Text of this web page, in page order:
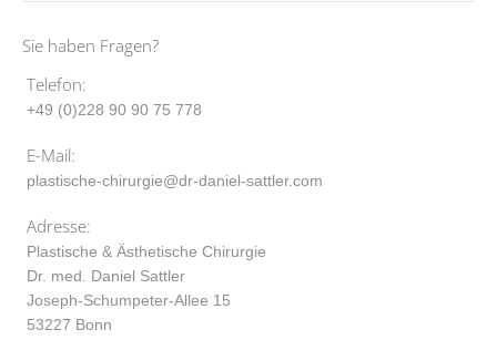
Sie haben Fragen?
Telefon:
+49 (0)228 90 90 75 778
E-Mail:
plastische-chirurgie@dr-daniel-sattler.com
Adresse:
Plastische & Ästhetische Chirurgie
Dr. med. Daniel Sattler
Joseph-Schumpeter-Allee 15
53227 Bonn